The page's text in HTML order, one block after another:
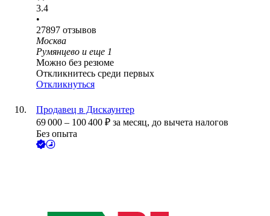
3.4
•
27897 отзывов
Москва
Румянцево и еще 1
Можно без резюме
Откликнитесь среди первых
Откликнуться
Продавец в Дискаунтер
69 000 – 100 400 ₽ за месяц, до вычета налогов
Без опыта